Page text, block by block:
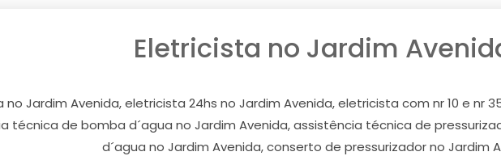
Eletricista no Jardim
Jardim Avenida, eletricista 24hs no Jardim Avenida, eletricista com nr 10 e nr
técnica de bomba d´agua no Jardim Avenida, assistência técnica de
d´agua no Jardim Avenida, conserto de pressurizador no Jardim